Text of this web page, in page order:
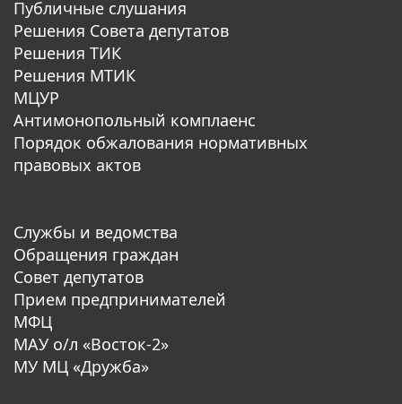
Публичные слушания
Решения Совета депутатов
Решения ТИК
Решения МТИК
МЦУР
Антимонопольный комплаенс
Порядок обжалования нормативных
правовых актов
Службы и ведомства
Обращения граждан
Совет депутатов
Прием предпринимателей
МФЦ
МАУ о/л «Восток-2»
МУ МЦ «Дружба»